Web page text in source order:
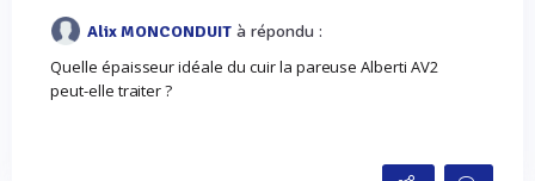
Alix MONCONDUIT à répondu :
Quelle épaisseur idéale du cuir la pareuse Alberti AV2
peut-elle traiter ?